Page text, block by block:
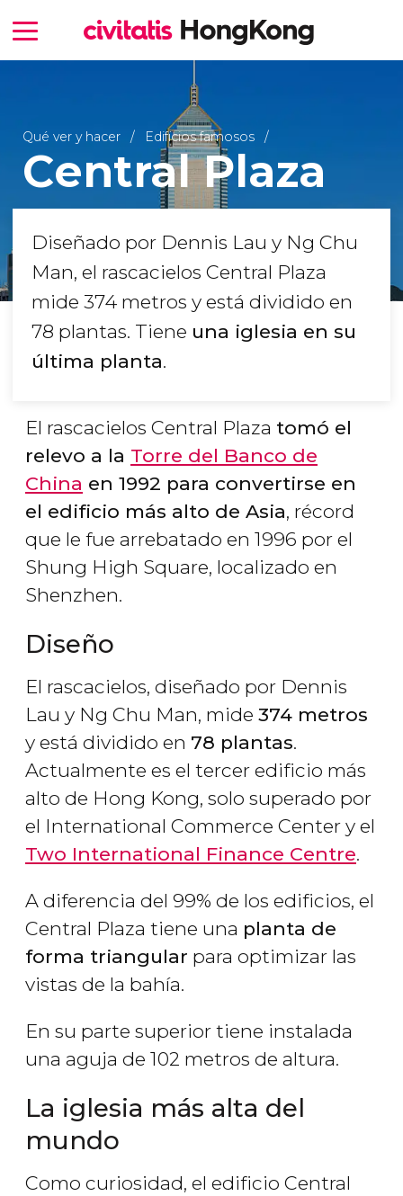
Qué ver y hacer Edificios famosos
Central Plaza
Diseñado por Dennis Lau y Ng Chu
Man, el rascacielos Central Plaza
mide 374 metros y está dividido en
78 plantas. Tiene una iglesia en su
última planta.
El rascacielos Central Plaza tomó el
relevo a la Torre del Banco de
China en 1992 para convertirse en
el edificio más alto de Asia, récord
que le fue arrebatado en 1996 por el
Shung High Square, localizado en
Shenzhen.
Diseño
El rascacielos, diseñado por Dennis
Lau y Ng Chu Man, mide 374 metros
y está dividido en 78 plantas.
Actualmente es el tercer edificio más
alto de Hong Kong, solo superado por
el International Commerce Center y el
Two International Finance Centre.
A diferencia del 99% de los edificios, el
Central Plaza tiene una planta de
forma triangular para optimizar las
vistas de la bahía.
En su parte superior tiene instalada
una aguja de 102 metros de altura.
La iglesia más alta del
mundo
Como curiosidad, el edificio Central